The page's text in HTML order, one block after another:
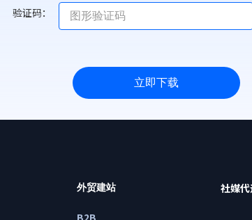
验证码：
立即下载
外贸建站
B2B
社媒